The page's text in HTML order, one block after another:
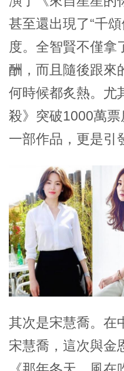
甚至還出現了“千
度。全智賢不僅拿
酬，而且隨後跟來
何時候都炙熱。尤
殺》突破1000萬
一部作品，更是引
其次是宋慧喬。在
宋慧喬，這次與金